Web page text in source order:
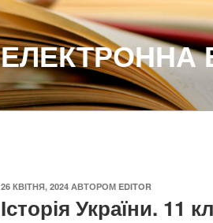
ЕЛЕКТРОННА
ОПУБЛІКОВАНО
26 КВІТНЯ, 2024 АВТОРОМ EDITOR
Історія України. 11